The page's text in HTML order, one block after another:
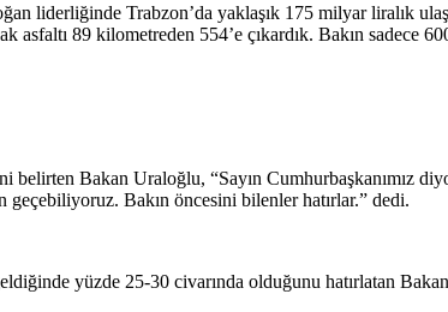
liderliğinde Trabzon’da yaklaşık 175 milyar liralık
89 kilometreden 554’e çıkardık. Bakın sadece
Bakan Uraloğlu, “Sayın Cumhurbaşkanımız
Bakın öncesini bilenler hatırlar.” dedi.
yüzde 25-30 civarında olduğunu hatırlatan